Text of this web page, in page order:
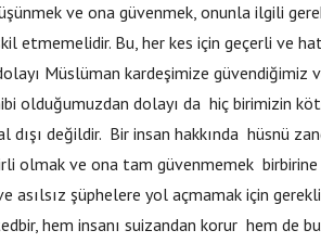
ve ona güvenmek, onunla ilgili
etmemelidir. Bu, her kes için geçerli ve
Müslüman kardeşimize güvendiğimiz
olduğumuzdan dolayı da hiç birimizin
değildir. Bir insan hakkında hüsnü
olmak ve ona tam güvenmemek
asılsız şüphelere yol açmamak için
hem insanı suizandan korur hem de